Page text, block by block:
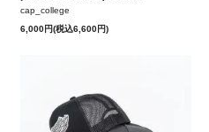
cap_college
6,000円(税込6,600円)